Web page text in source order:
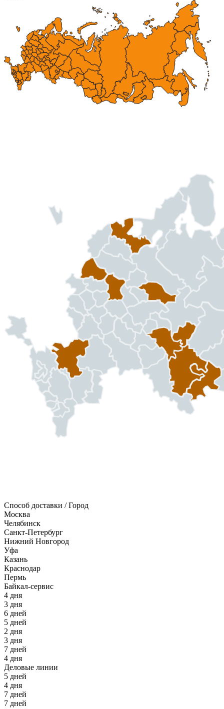
Способ доставки / Город
Москва
Челябинск
Санкт-Петербург
Нижний Новгород
Уфа
Казань
Краснодар
Пермь
Байкал-сервис
4 дня
3 дня
6 дней
5 дней
2 дня
3 дня
7 дней
4 дня
Деловые линии
5 дней
4 дня
7 дней
7 дней